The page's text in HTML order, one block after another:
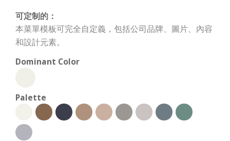
可定制的：
本菜單模板可完全自定義，包括公司品牌、圖片、內容
和設計元素。
Dominant Color
Palette